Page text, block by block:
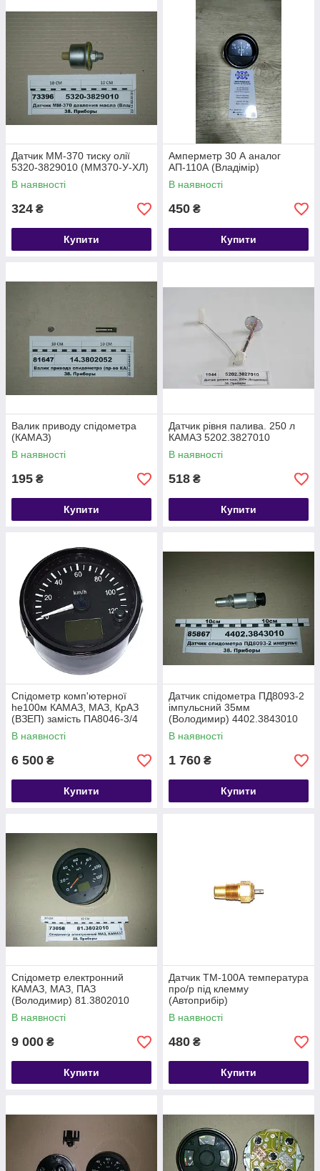
Датчик ММ-370 тиску олії
5320-3829010 (ММ370-У-ХЛ)
В наявності
324 ₴
Купити
Амперметр 30 А аналог
АП-110А (Владімір)
В наявності
450 ₴
Купити
Валик приводу спідометра
(КАМАЗ)
В наявності
195 ₴
Купити
Датчик рівня палива. 250 л
КАМАЗ 5202.3827010
В наявності
518 ₴
Купити
Спідометр комп'ютерної
he100м КАМАЗ, МАЗ, КрАЗ
(ВЗЕП) замість ПА8046-3/4
В наявності
6 500 ₴
Купити
Датчик спідометра ПД8093-2
імпульсний 35мм
(Володимир) 4402.3843010
В наявності
1 760 ₴
Купити
Спідометр електронний
КАМАЗ, МАЗ, ПАЗ
(Володимир) 81.3802010
В наявності
9 000 ₴
Купити
Датчик ТМ-100А температура
про/р під клемму
(Автоприбір)
В наявності
480 ₴
Купити